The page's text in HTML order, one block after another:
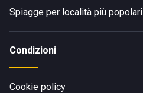
Spiagge per località più popolari
Condizioni
Cookie policy